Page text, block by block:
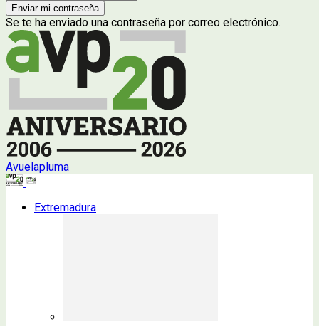
Se te ha enviado una contraseña por correo electrónico.
Avuelapluma
Extremadura